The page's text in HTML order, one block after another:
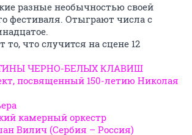
разные необычностью своей
фестиваля. Отыграют числа с
что случится на сцене 12
ЧЕРНО-БЕЛЫХ КЛАВИШ
посвященный 150-летию Николая
камерный оркестр
Вилич (Сербия – Россия)